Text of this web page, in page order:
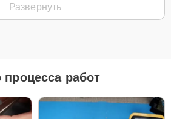
долгий срок, лучшим выбором
запчасти, так как они
Развернуть
работ